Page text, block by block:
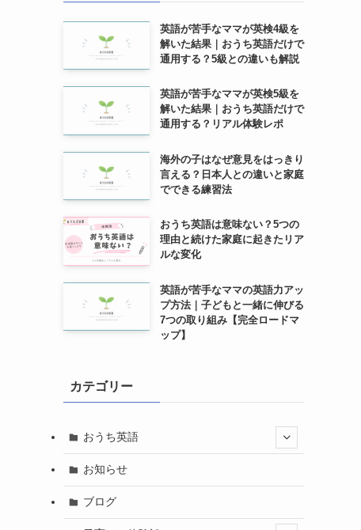
英語が苦手なママが英検4級を
解いた結果｜おうち英語だけで
通用する？5級との違いも解説
英語が苦手なママが英検5級を
解いた結果｜おうち英語だけで
通用する？リアル体験レポ
海外の子はなぜ意見をはっきり
言える？日本人との違いと家庭
でできる練習法
おうち英語は意味ない？5つの
理由と続けた家庭に起きたリア
ルな変化
英語が苦手なママの英語力アッ
プ方法｜子どもと一緒に伸びる
7つの取り組み【完全ロードマ
ップ】
カテゴリー
おうち英語
お知らせ
ブログ